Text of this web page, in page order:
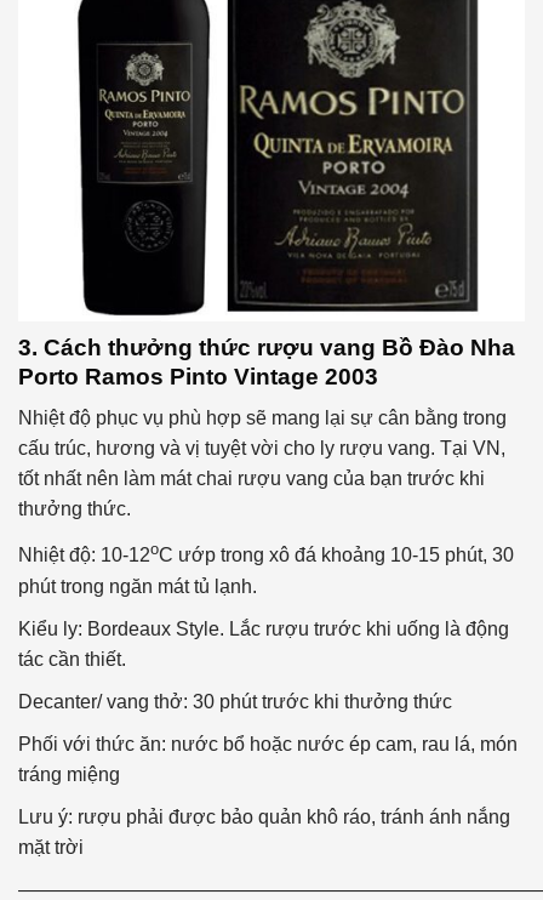
3. Cách thưởng thức rượu vang Bồ Đào Nha
Porto Ramos Pinto Vintage 2003
Nhiệt độ phục vụ phù hợp sẽ mang lại sự cân bằng trong
cấu trúc, hương và vị tuyệt vời cho ly rượu vang. Tại VN,
tốt nhất nên làm mát chai rượu vang của bạn trước khi
thưởng thức.
Nhiệt độ: 10-12oC ướp trong xô đá khoảng 10-15 phút, 30
phút trong ngăn mát tủ lạnh.
Kiểu ly: Bordeaux Style. Lắc rượu trước khi uống là động
tác cần thiết.
Decanter/ vang thở: 30 phút trước khi thưởng thức
Phối với thức ăn: nước bổ hoặc nước ép cam, rau lá, món
tráng miệng
Lưu ý: rượu phải được bảo quản khô ráo, tránh ánh nắng
mặt trời